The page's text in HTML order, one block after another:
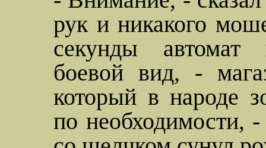
рук и никакого
секунды автомат
боевой вид, -
который в народе
по необходимости,